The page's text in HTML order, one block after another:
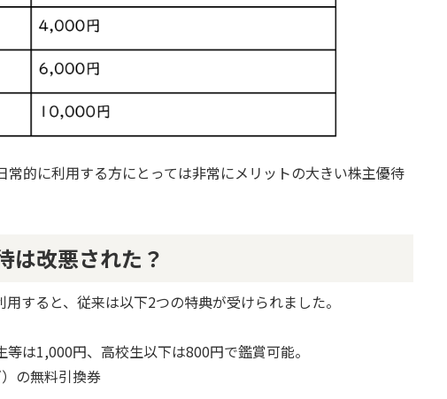
常的に利用する方にとっては非常にメリットの大きい株主優待
は改悪された？
すると、従来は以下2つの特典が受けられました。
は1,000円、高校生以下は800円で鑑賞可能。
の無料引換券